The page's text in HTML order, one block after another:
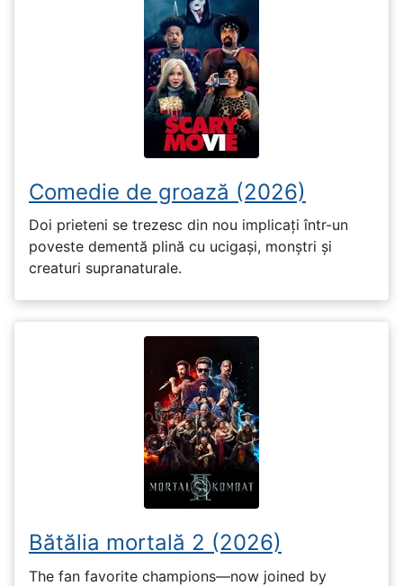
Comedie de groază (2026)
Doi prieteni se trezesc din nou implicați într-un
poveste dementă plină cu ucigași, monștri și
creaturi supranaturale.
Bătălia mortală 2 (2026)
The fan favorite champions—now joined by